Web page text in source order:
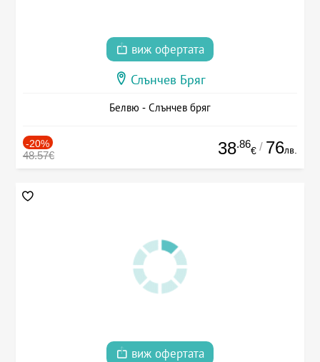
виж офертата
Слънчев Бряг
Белвю - Слънчев бряг
-20%
48.57€ 38.86
€ / 76лв.
виж офертата